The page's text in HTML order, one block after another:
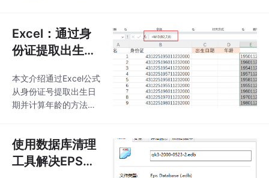
它们的报告是文本格
式，没有平差易那么美
观。
Excel：通过身
份证提取出生日
本文介绍通过Excel公式
从身份证号提取出生日
期并计算年龄的方法。
本，再用TEXT函数转换
为"年-月-日"格式。计
算年龄时使用DATEDIF
使用数据库清理
工具解决EPS文